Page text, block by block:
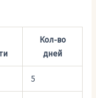
Кол-во
дней
5